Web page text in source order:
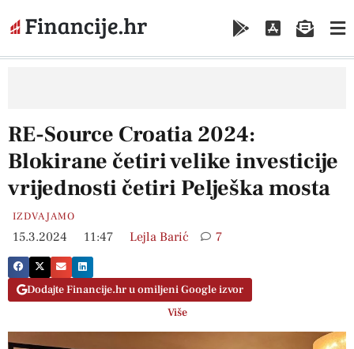
RE-Source Croatia 2024:
Blokirane četiri velike investicije
vrijednosti četiri Pelješka mosta
IZDVAJAMO
15.3.2024 11:47 Lejla Barić 7
Dodajte Financije.hr u omiljeni Google izvor
Više